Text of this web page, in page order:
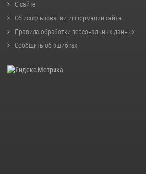
О сайте
Об использовании информации сайта
Правила обработки персональных данных
Сообщить об ошибках